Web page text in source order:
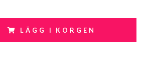
LÄGG I KORGEN